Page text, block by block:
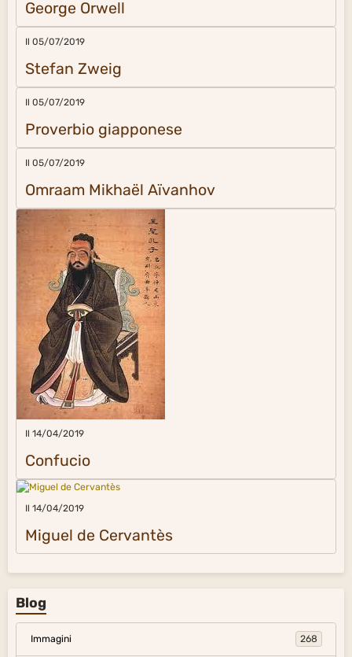
George Orwell
Il 05/07/2019
Stefan Zweig
Il 05/07/2019
Proverbio giapponese
Il 05/07/2019
Omraam Mikhaël Aïvanhov
Il 14/04/2019
Confucio
Il 14/04/2019
Miguel de Cervantès
Blog
Immagini 268